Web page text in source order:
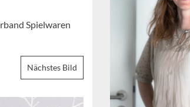
Spielwaren
Nächstes Bild